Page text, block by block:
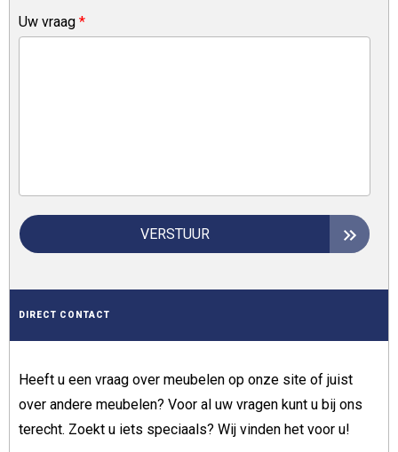
Uw vraag *
VERSTUUR
DIRECT CONTACT
Heeft u een vraag over meubelen op onze site of juist
over andere meubelen? Voor al uw vragen kunt u bij ons
terecht. Zoekt u iets speciaals? Wij vinden het voor u!